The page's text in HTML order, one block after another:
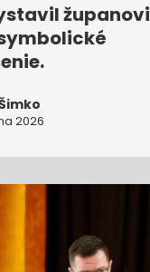
županovi
2026